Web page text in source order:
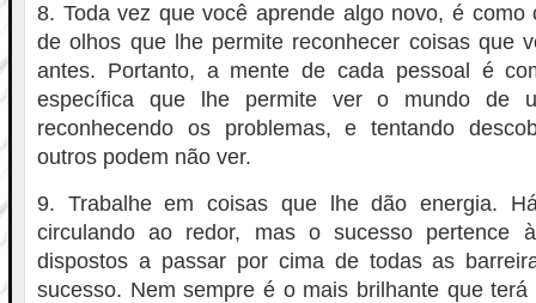
8. Toda vez que você aprende algo novo, é como
de olhos que lhe permite reconhecer coisas que
antes. Portanto, a mente de cada pessoal é
específica que lhe permite ver o mundo de
reconhecendo os problemas, e tentando
outros podem não ver.
9. Trabalhe em coisas que lhe dão energia.
circulando ao redor, mas o sucesso pertence
dispostos a passar por cima de todas as
sucesso. Nem sempre é o mais brilhante que